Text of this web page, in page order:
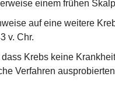
einem frühen
auf eine weitere
v. Chr.
Krebs keine
Verfahren